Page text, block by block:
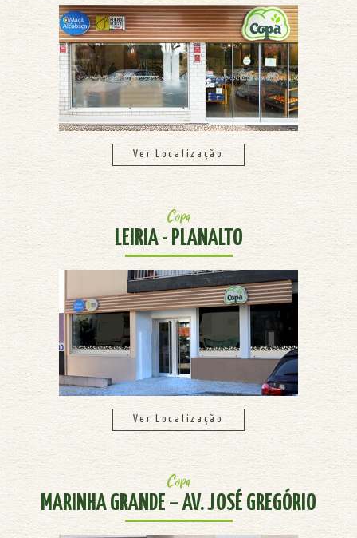
Ver Localização
Copa
LEIRIA - PLANALTO
Ver Localização
Copa
MARINHA GRANDE – AV. JOSÉ GREGÓRIO